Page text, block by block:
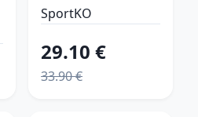
SportKO
29.10 €
33.90 €